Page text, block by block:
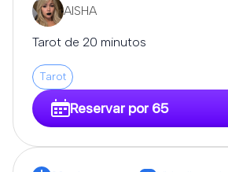
AISHA
Tarot de 20 minutos
Tarot
Reservar por 65